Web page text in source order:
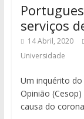
serviços
14 Abril, 2020
Universidade
Um inquérito do
Opinião
causa do